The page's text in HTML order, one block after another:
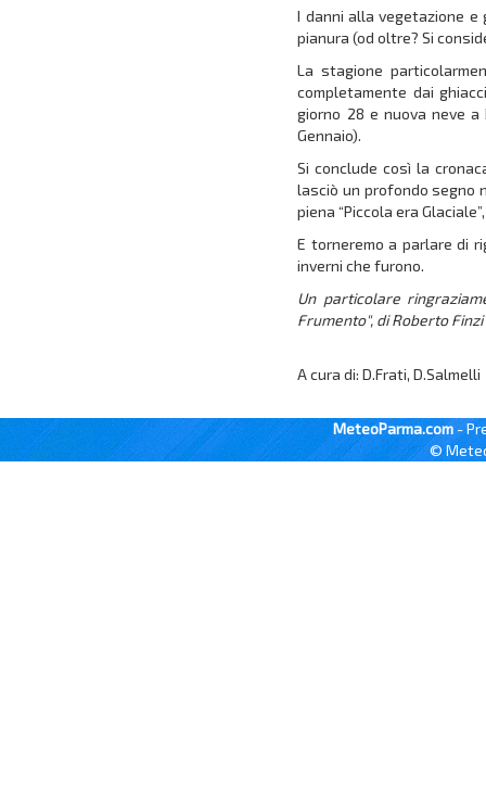
I danni alla vegetazione
pianura (od oltre? Si
La stagione
completamente dai
giorno 28 e nuova neve
Gennaio).
Si conclude così la
lasciò un profondo segno
piena “Piccola era
E torneremo a parlare di
inverni che furono.
Un particolare
Frumento", di Roberto
A cura di: D.Frati, D.Salmelli
MeteoParma.com -
©